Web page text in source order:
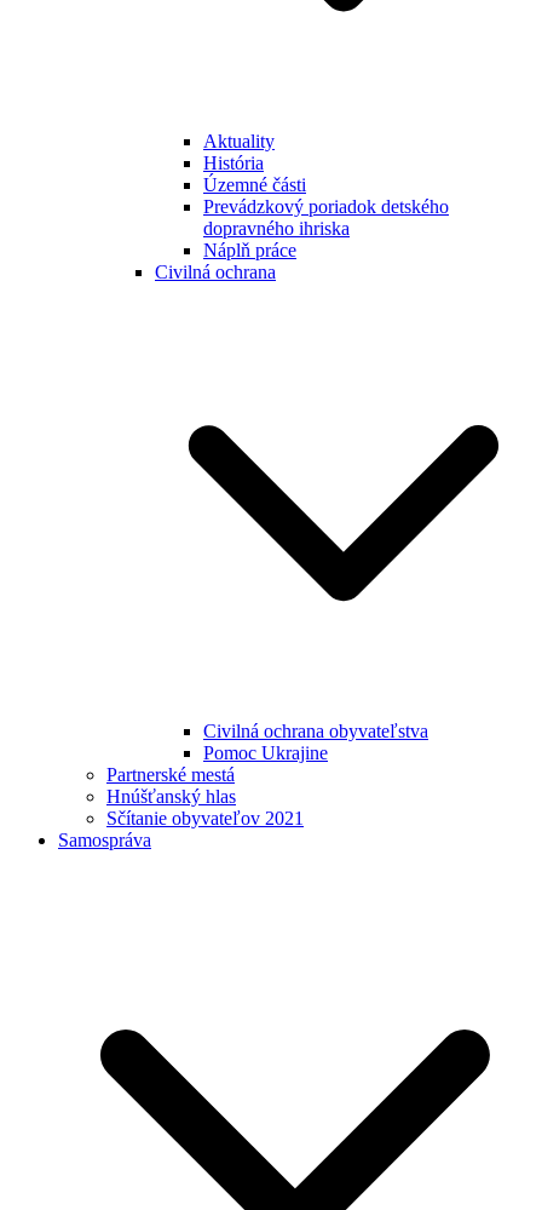
Aktuality
História
Územné části
Prevádzkový poriadok detského
dopravného ihriska
Náplň práce
Civilná ochrana
Civilná ochrana obyvateľstva
Pomoc Ukrajine
Partnerské mestá
Hnúšťanský hlas
Sčítanie obyvateľov 2021
Samospráva